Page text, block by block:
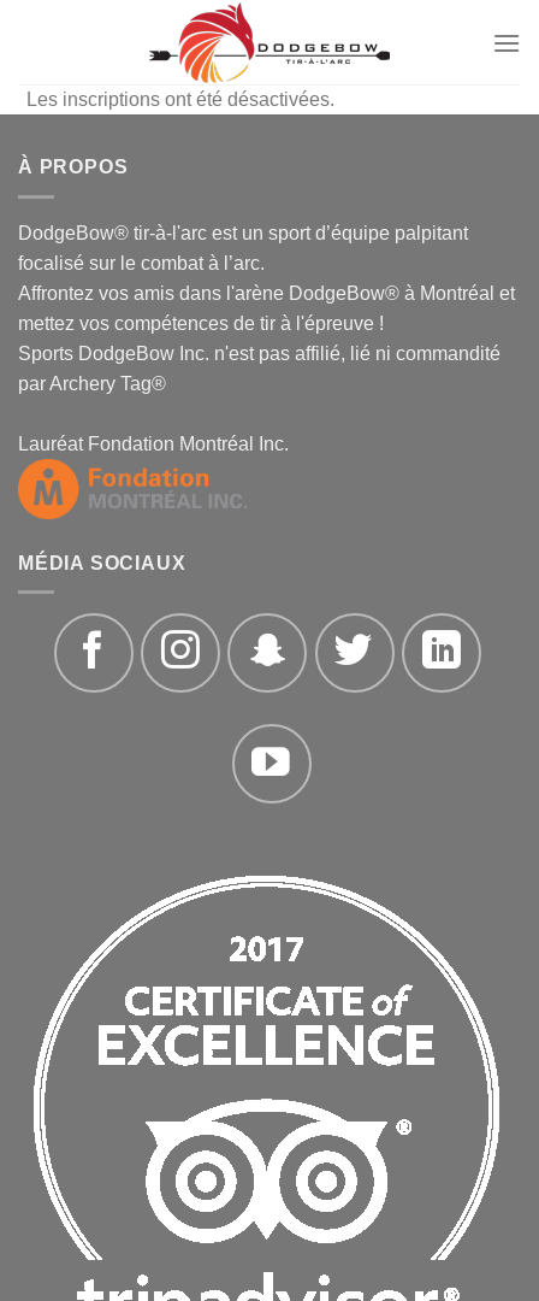
Les inscriptions ont été désactivées.
À PROPOS
DodgeBow® tir-à-l'arc est un sport d’équipe palpitant
focalisé sur le combat à l’arc.
Affrontez vos amis dans l'arène DodgeBow® à Montréal et
mettez vos compétences de tir à l'épreuve !
Sports DodgeBow Inc. n'est pas affilié, lié ni commandité
par Archery Tag®
Lauréat Fondation Montréal Inc.
MÉDIA SOCIAUX